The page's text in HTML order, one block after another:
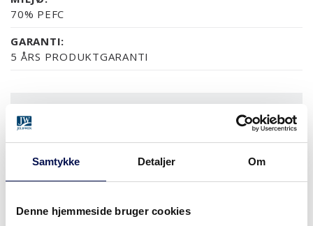
Samtykke Detaljer Om
Denne hjemmeside bruger cookies
70% PEFC
GARANTI:
5 ÅRS PRODUKTGARANTI
OVERFLADER (5)
NCS S0502-YNCS S0500-NRAL 9010NÆSTEN ALLE NCS S OG